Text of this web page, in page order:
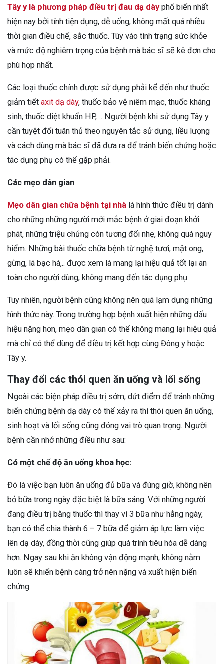
Tây y là phương pháp điều trị đau dạ dàyphổ biến nhất
hiện nay bởi tính tiện dụng, dễ uống, không mất quá nhiều
thời gian điều chế, sắc thuốc. Tùy vào tình trạng sức khỏe
và mức độ nghiêm trọng của bệnh mà bác sĩ sẽ kê đơn cho
phù hợp nhất.
Các loại thuốc chính được sử dụng phải kể đến như thuốc
giảm tiết axit dạ dày, thuốc bảo vệ niêm mạc, thuốc kháng
sinh, thuốc diệt khuẩn HP,… Người bệnh khi sử dụng Tây y
cần tuyệt đối tuân thủ theo nguyên tắc sử dụng, liều lượng
và cách dùng mà bác sĩ đã đưa ra để tránh biến chứng hoặc
tác dụng phụ có thể gặp phải.
Các mẹo dân gian
Mẹo dân gian chữa bệnh tại nhà là hình thức điều trị dành
cho những những người mới mắc bệnh ở giai đoạn khởi
phát, những triệu chứng còn tương đối nhẹ, không quá nguy
hiểm. Những bài thuốc chữa bệnh từ nghệ tươi, mật ong,
gừng, lá bạc hà,.. được xem là mang lại hiệu quả tốt lại an
toàn cho người dùng, không mang đến tác dụng phụ.
Tuy nhiên, người bệnh cũng không nên quá lạm dụng những
hình thức này. Trong trường hợp bệnh xuất hiện những dấu
hiệu nặng hơn, mẹo dân gian có thể không mang lại hiệu quả
mà chỉ có thể dùng để điều trị kết hợp cùng Đông y hoặc
Tây y.
Thay đổi các thói quen ăn uống và lối sống
Ngoài các biện pháp điều trị sớm, dứt điểm để tránh những
biến chứng bệnh dạ dày có thể xảy ra thì thói quen ăn uống,
sinh hoạt và lối sống cũng đóng vai trò quan trọng. Người
bệnh cần nhớ những điều như sau:
Có một chế độ ăn uống khoa học:
Đó là việc bạn luôn ăn uống đủ bữa và đúng giờ, không nên
bỏ bữa trong ngày đặc biệt là bữa sáng. Với những người
đang điều trị bằng thuốc thì thay vì 3 bữa như hằng ngày,
bạn có thể chia thành 6 – 7 bữa để giảm áp lực làm việc
lên dạ dày, đồng thời cũng giúp quá trình tiêu hóa dễ dàng
hơn. Ngay sau khi ăn không vận động mạnh, không nằm
luôn sẽ khiến bệnh càng trở nên nặng và xuất hiện biến
chứng.